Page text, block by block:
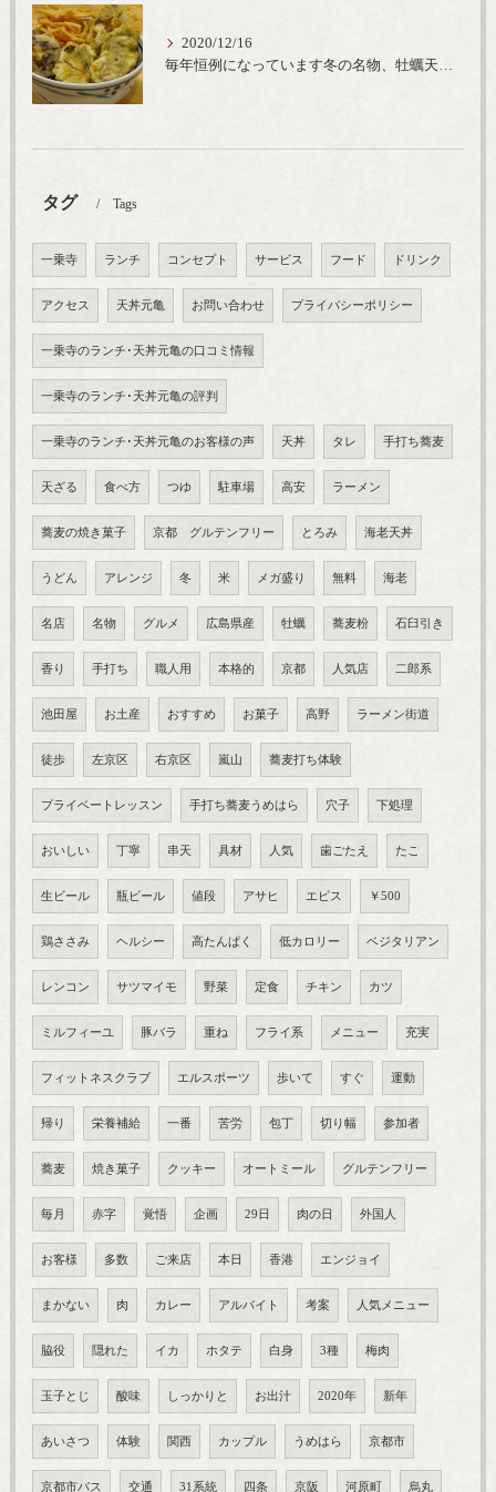
2020/12/16
毎年恒例になっています冬の名物、牡蠣天丼が販売開始です、広島県産の大粒牡蠣を使用し天ぷらならではのカリと衣クリーミーな味わいをどうぞ
タグ Tags
一乗寺 ランチ コンセプト サービス フード ドリンク
アクセス 天丼元亀 お問い合わせ プライバシーポリシー
一乗寺のランチ･天丼元亀の口コミ情報
一乗寺のランチ･天丼元亀の評判
一乗寺のランチ･天丼元亀のお客様の声 天丼 タレ 手打ち蕎麦
天ざる 食べ方 つゆ 駐車場 高安 ラーメン
蕎麦の焼き菓子 京都 グルテンフリー とろみ 海老天丼
うどん アレンジ 冬 米 メガ盛り 無料 海老
名店 名物 グルメ 広島県産 牡蠣 蕎麦粉 石臼引き
香り 手打ち 職人用 本格的 京都 人気店 二郎系
池田屋 お土産 おすすめ お菓子 高野 ラーメン街道
徒歩 左京区 右京区 嵐山 蕎麦打ち体験
プライベートレッスン 手打ち蕎麦うめはら 穴子 下処理
おいしい 丁寧 串天 具材 人気 歯ごたえ たこ
生ビール 瓶ビール 値段 アサヒ エビス ￥500
鶏ささみ ヘルシー 高たんぱく 低カロリー ベジタリアン
レンコン サツマイモ 野菜 定食 チキン カツ
ミルフィーユ 豚バラ 重ね フライ系 メニュー 充実
フィットネスクラブ エルスポーツ 歩いて すぐ 運動
帰り 栄養補給 一番 苦労 包丁 切り幅 参加者
蕎麦 焼き菓子 クッキー オートミール グルテンフリー
毎月 赤字 覚悟 企画 29日 肉の日 外国人
お客様 多数 ご来店 本日 香港 エンジョイ
まかない 肉 カレー アルバイト 考案 人気メニュー
脇役 隠れた イカ ホタテ 白身 3種 梅肉
玉子とじ 酸味 しっかりと お出汁 2020年 新年
あいさつ 体験 関西 カップル うめはら 京都市
京都市バス 交通 31系統 四条 京阪 河原町 烏丸